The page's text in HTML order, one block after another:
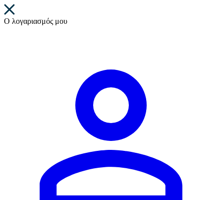
Ο λογαριασμός μου